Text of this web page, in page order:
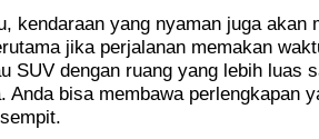
kendaraan yang nyaman juga akan
jika perjalanan memakan
SUV dengan ruang yang lebih luas
Anda bisa membawa perlengkapan